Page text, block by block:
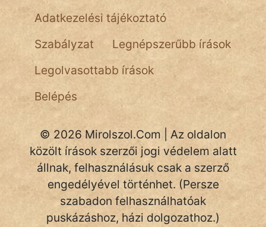
pszichopati
szegény legény
Hoffer Botond
szemfüles
Adatkezelési tájékoztató
Szabályzat
Legnépszerűbb írások
Legolvasottabb írások
Belépés
© 2026 Mirolszol.Com | Az oldalon
közölt írások szerzői jogi védelem alatt
állnak, felhasználásuk csak a szerző
engedélyével történhet. (Persze
szabadon felhasználhatóak
puskázáshoz, házi dolgozathoz.)